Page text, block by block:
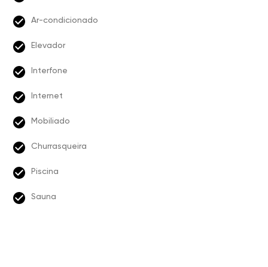
Ar-condicionado
Elevador
Interfone
Internet
Mobiliado
Churrasqueira
Piscina
Sauna